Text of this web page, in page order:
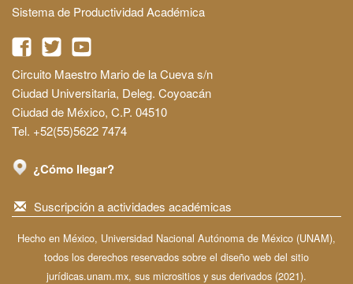
Sistema de Productividad Académica
Circuito Maestro Mario de la Cueva s/n
Ciudad Universitaria, Deleg. Coyoacán
Ciudad de México, C.P. 04510
Tel. +52(55)5622 7474
¿Cómo llegar?
Suscripción a actividades académicas
Hecho en México, Universidad Nacional Autónoma de México (UNAM),
todos los derechos reservados sobre el diseño web del sitio
jurídicas.unam.mx, sus micrositios y sus derivados (2021).